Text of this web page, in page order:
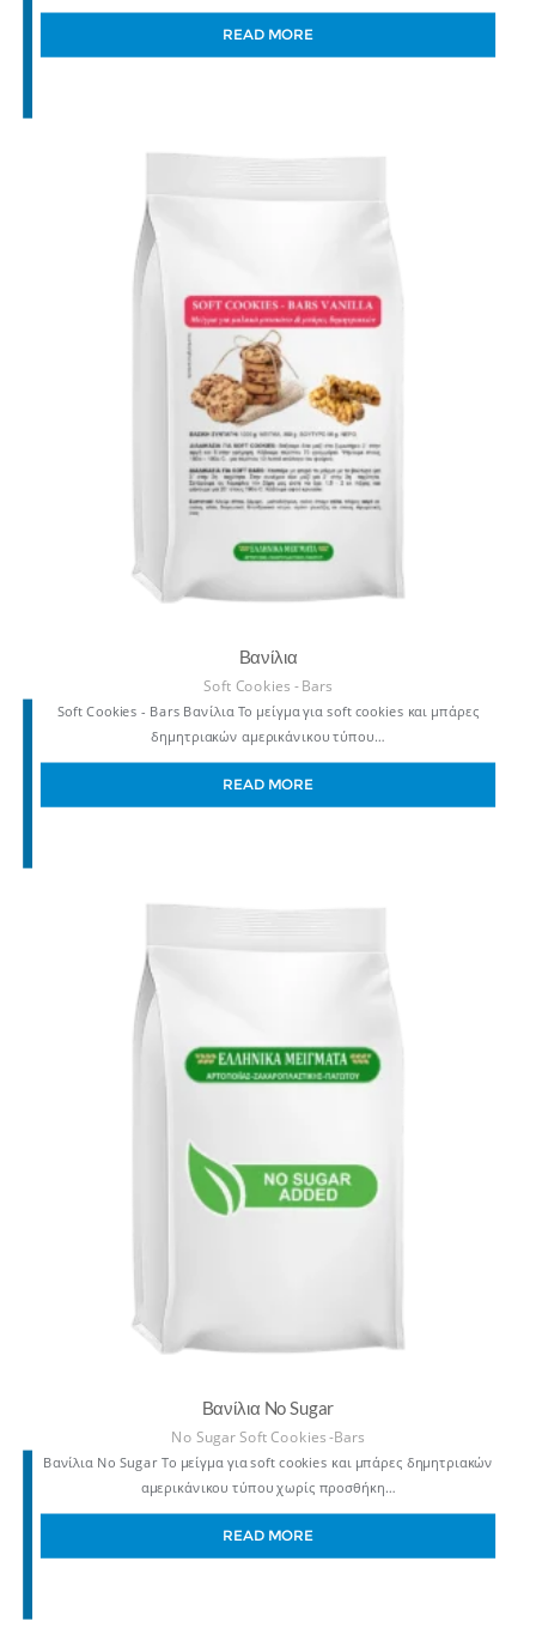
READ MORE
Βανίλια
Soft Cookies - Bars
Soft Cookies - Bars Βανίλια Το μείγμα για soft cookies και μπάρες
δημητριακών αμερικάνικου τύπου…
READ MORE
Βανίλια No Sugar
No Sugar Soft Cookies -Bars
Βανίλια No Sugar Το μείγμα για soft cookies και μπάρες δημητριακών
αμερικάνικου τύπου χωρίς προσθήκη…
READ MORE